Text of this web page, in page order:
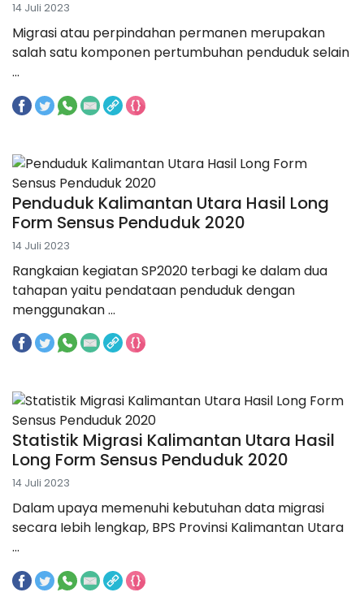
14 Juli 2023
Migrasi atau perpindahan permanen merupakan
salah satu komponen pertumbuhan penduduk selain
...
Penduduk Kalimantan Utara Hasil Long
Form Sensus Penduduk 2020
14 Juli 2023
Rangkaian kegiatan SP2020 terbagi ke dalam dua
tahapan yaitu pendataan penduduk dengan
menggunakan ...
Statistik Migrasi Kalimantan Utara Hasil
Long Form Sensus Penduduk 2020
14 Juli 2023
Dalam upaya memenuhi kebutuhan data migrasi
secara Iebih lengkap, BPS Provinsi Kalimantan Utara
...